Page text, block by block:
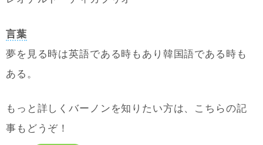
言葉
夢を見る時は英語である時もあり韓国語である時も
ある。
もっと詳しくバーノンを知りたい方は、こちらの記
事もどうぞ！